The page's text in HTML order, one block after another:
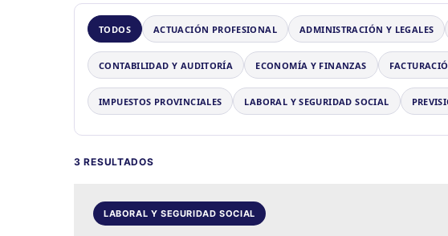
TODOS ACTUACIÓN PROFESIONAL ADMINISTRACIÓN Y LEGALES
CONTABILIDAD Y AUDITORÍA ECONOMÍA Y FINANZAS
IMPUESTOS PROVINCIALES LABORAL Y SEGURIDAD SOCIAL
3 RESULTADOS
LABORAL Y SEGURIDAD SOCIAL